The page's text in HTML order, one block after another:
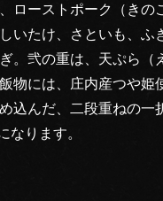
ローストポーク（きの
いたけ、さといも、ふ
。弐の重は、天ぷら（
物には、庄内産つや姫
込んだ、二段重ねの一
なります。